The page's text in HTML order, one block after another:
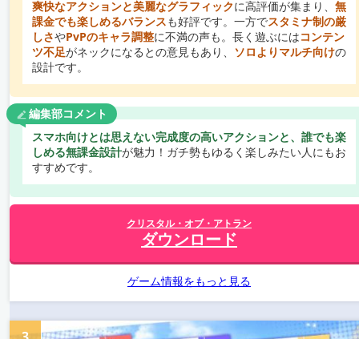
爽快なアクションと美麗なグラフィックに高評価が集まり、 無
課金でも楽しめるバランスも好評です。一方でスタミナ制の厳
しさやPvPのキャラ調整に不満の声も。長く遊ぶにはコンテン
ツ不足がネックになるとの意見もあり、 ソロよりマルチ向けの
設計です。
編集部コメント
スマホ向けとは思えない完成度の高いアクションと、誰でも楽
しめる無課金設計が魅力！ガチ勢もゆるく楽しみたい人にもお
すすめです。
クリスタル・オブ・アトラン
ダウンロード
ゲーム情報をもっと見る